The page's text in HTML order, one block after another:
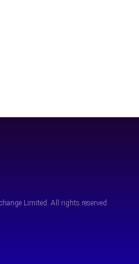
Limited. All rights reserved.